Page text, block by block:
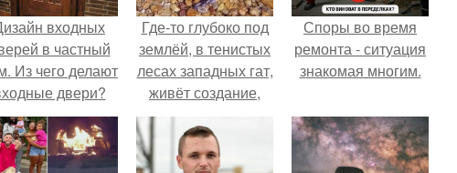
входных
в частный
Из чего делают
двери?
Где-то глубоко под
землёй, в тенистых
лесах западных гат,
живёт создание,
которое почти никто
не видит.
Споры во время
ремонта - ситуация
знакомая многим.